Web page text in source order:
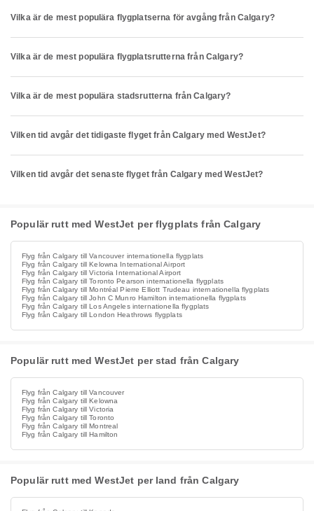
Vilka är de mest populära flygplatserna för avgång från Calgary?
Vilka är de mest populära flygplatsrutterna från Calgary?
Vilka är de mest populära stadsrutterna från Calgary?
Vilken tid avgår det tidigaste flyget från Calgary med WestJet?
Vilken tid avgår det senaste flyget från Calgary med WestJet?
Populär rutt med WestJet per flygplats från Calgary
Flyg från Calgary till Vancouver internationella flygplats
Flyg från Calgary till Kelowna International Airport
Flyg från Calgary till Victoria International Airport
Flyg från Calgary till Toronto Pearson internationella flygplats
Flyg från Calgary till Montréal Pierre Elliott Trudeau internationella flygplats
Flyg från Calgary till John C Munro Hamilton internationella flygplats
Flyg från Calgary till Los Angeles internationella flygplats
Flyg från Calgary till London Heathrows flygplats
Populär rutt med WestJet per stad från Calgary
Flyg från Calgary till Vancouver
Flyg från Calgary till Kelowna
Flyg från Calgary till Victoria
Flyg från Calgary till Toronto
Flyg från Calgary till Montreal
Flyg från Calgary till Hamilton
Populär rutt med WestJet per land från Calgary